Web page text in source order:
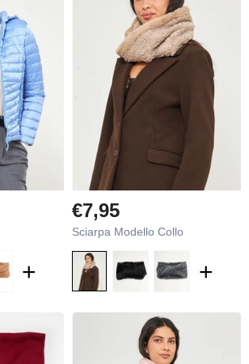
+
Sciarpa Modello Collo
€7,95
+
-24%
Pantaloni In Viscosa
€16,95
+